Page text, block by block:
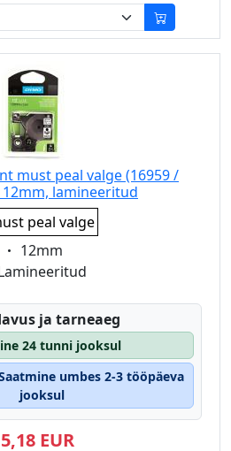
must peal valge (16959 /
12mm, lamineeritud
peal valge
Eigenschaft:
12mm
ja tarneaeg
24 tunni jooksul
umbes 2-3 tööpäeva
jooksul
EUR